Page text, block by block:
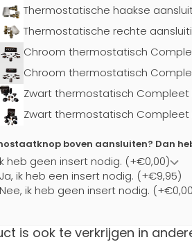
Thermostatische haakse
Thermostatische rechte
Chroom thermostatisch
Chroom thermostatisch
Zwart thermostatisch Compleet
Zwart thermostatisch
boven aansluiten? Dan
heb geen insert nodig. (+€0,00)
Ja, ik heb een insert nodig. (+€9,95)
Nee, ik heb geen insert nodig.
is ook te verkrijgen in